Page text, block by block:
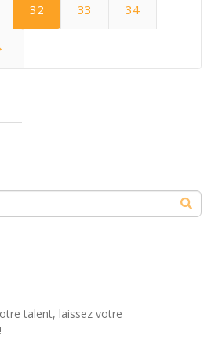
32 33 34
talent, laissez votre